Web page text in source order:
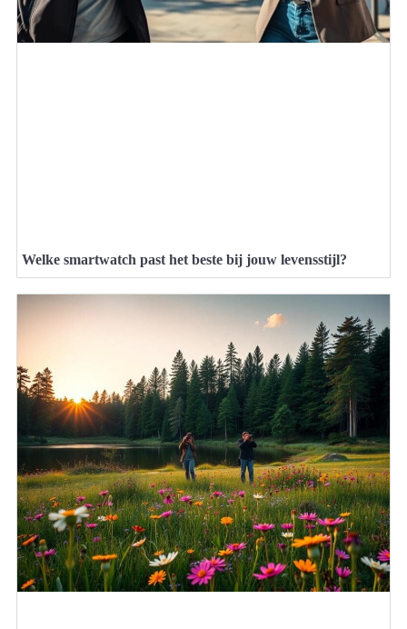
Welke smartwatch past het beste bij jouw levensstijl?